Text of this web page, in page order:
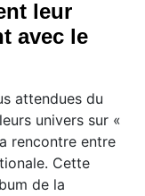
leur
avec le
attendues du
univers sur «
rencontre entre
Cette
de la